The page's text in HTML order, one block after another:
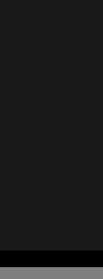
ventana)
ventana)